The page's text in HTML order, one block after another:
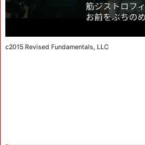
c2015 Revised Fundamentals, LLC